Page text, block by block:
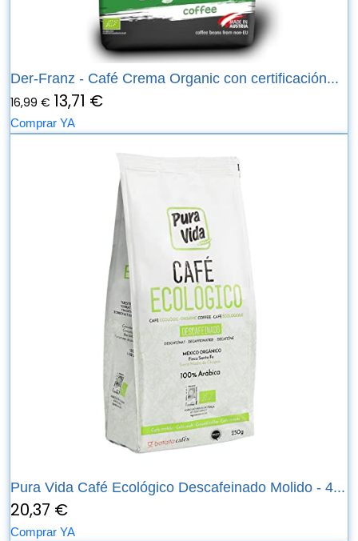
Der-Franz - Café Crema Organic con certificación...
16,99 € 13,71 €
Comprar YA
Pura Vida Café Ecológico Descafeinado Molido - 4...
20,37 €
Comprar YA